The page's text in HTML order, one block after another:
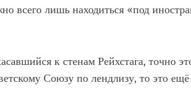
всего лишь находиться «под
к стенам Рейхстага, точно
Союзу по лендлизу, то это